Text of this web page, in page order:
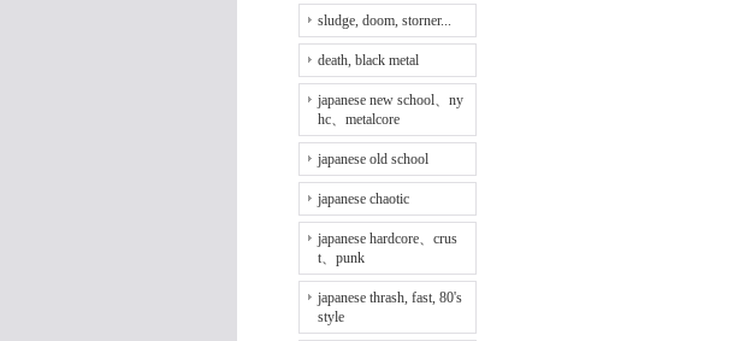
sludge, doom, storner...
death, black metal
japanese new school、ny
hc、metalcore
japanese old school
japanese chaotic
japanese hardcore、crus
t、punk
japanese thrash, fast, 80's
style